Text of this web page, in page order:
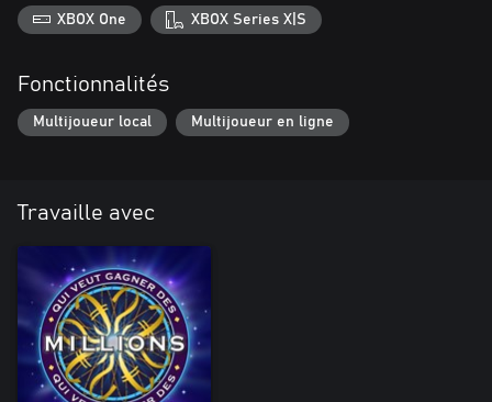
XBOX One XBOX Series X|S
Fonctionnalités
Multijoueur local Multijoueur en ligne
Travaille avec